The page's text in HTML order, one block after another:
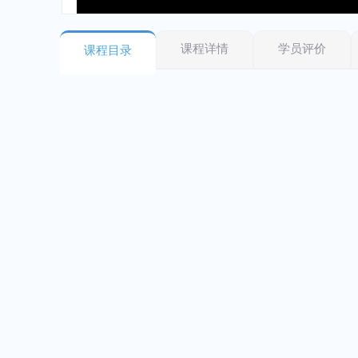
课程目录 课程详情 学员评价